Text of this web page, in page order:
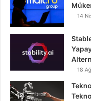
14
18